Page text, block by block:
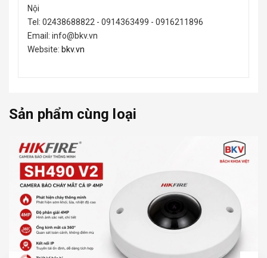
Nội
Tel: 02438688822 - 0914363499 - 0916211896
Email: info@bkv.vn
Website: bkv.vn
Sản phẩm cùng loại